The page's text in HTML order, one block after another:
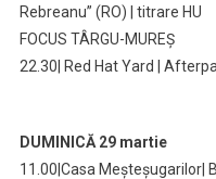
Rebreanu” (RO) | titrare HU
FOCUS TÂRGU-MUREȘ
22.30| Red Hat Yard |
DUMINICĂ 29 martie
11.00|Casa Meșteșugarilor|